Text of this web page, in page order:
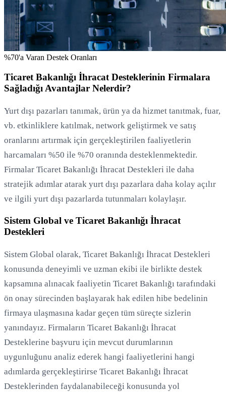
%70'a Varan Destek Oranları
Ticaret Bakanlığı İhracat Desteklerinin Firmalara
Sağladığı Avantajlar Nelerdir?
Yurt dışı pazarları tanımak, ürün ya da hizmet tanıtmak, fuar,
vb. etkinliklere katılmak, network geliştirmek ve satış
oranlarını artırmak için gerçekleştirilen faaliyetlerin
harcamaları %50 ile %70 oranında desteklenmektedir.
Firmalar Ticaret Bakanlığı İhracat Destekleri ile daha
stratejik adımlar atarak yurt dışı pazarlara daha kolay açılır
ve ilgili yurt dışı pazarlarda tutunmaları kolaylaşır.
Sistem Global ve Ticaret Bakanlığı İhracat
Destekleri
Sistem Global olarak, Ticaret Bakanlığı İhracat Destekleri
konusunda deneyimli ve uzman ekibi ile birlikte destek
kapsamına alınacak faaliyetin Ticaret Bakanlığı tarafındaki
ön onay sürecinden başlayarak hak edilen hibe bedelinin
firmaya ulaşmasına kadar geçen tüm süreçte sizlerin
yanındayız. Firmaların Ticaret Bakanlığı İhracat
Desteklerine başvuru için mevcut durumlarının
uygunluğunu analiz ederek hangi faaliyetlerini hangi
adımlarda gerçekleştirirse Ticaret Bakanlığı İhracat
Desteklerinden faydalanabileceği konusunda yol